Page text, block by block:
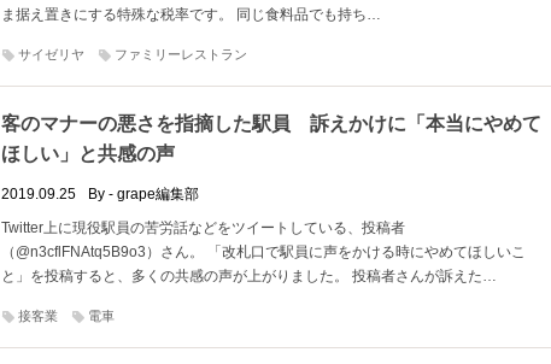
ま据え置きにする特殊な税率です。 同じ食料品でも持ち…
サイゼリヤ ファミリーレストラン
客のマナーの悪さを指摘した駅員 訴えかけに「本当にやめて
ほしい」と共感の声
2019.09.25
By - grape編集部
Twitter上に現役駅員の苦労話などをツイートしている、投稿者
（@n3cflFNAtq5B9o3）さん。 「改札口で駅員に声をかける時にやめてほしいこ
と」を投稿すると、多くの共感の声が上がりました。 投稿者さんが訴えた…
接客業 電車